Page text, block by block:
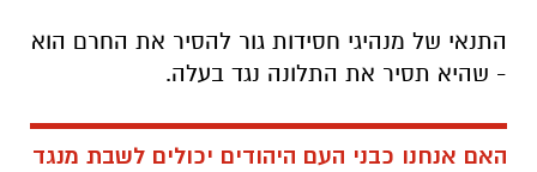
התנאי של מנהיגי חסידות גור להסיר את החרם הוא
- שהיא תסיר את התלונה נגד בעלה.
האם אנחנו כבני העם היהודים יכולים לשבת מנגד